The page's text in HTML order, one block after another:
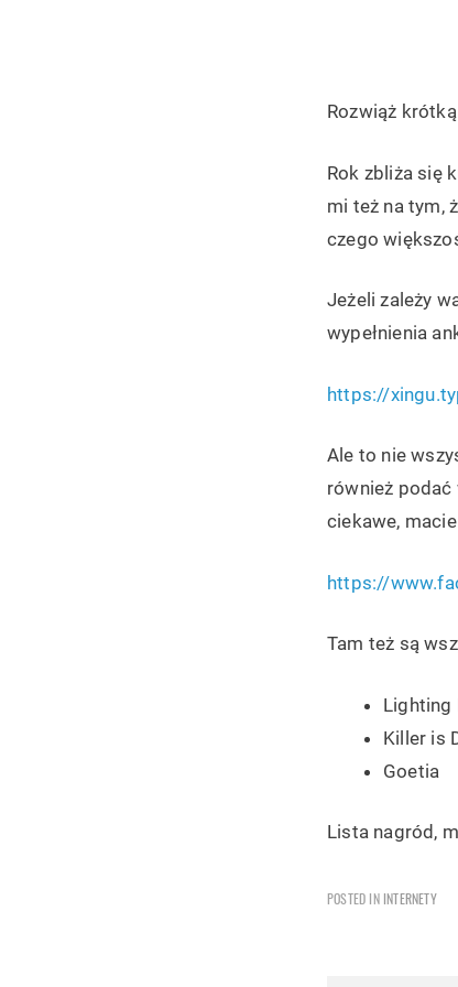
Rozwiąż
Rok zbliża się
mi też na tym,
czego
Jeżeli zależy
wypełnienia
https://
Ale to nie
również podać
ciekawe,
https://
Tam też są
Lighting
Killer is
Goetia
Lista nagród,
POSTED IN INTERNETY